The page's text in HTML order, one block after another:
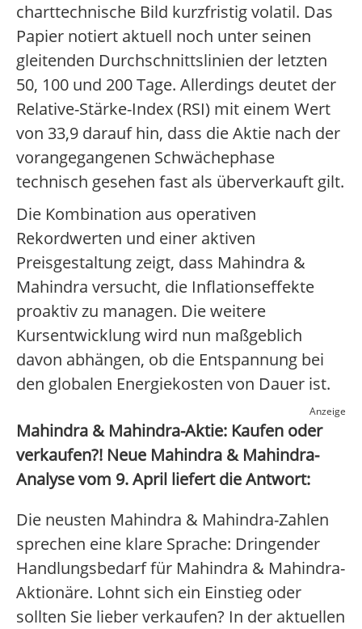
charttechnische Bild kurzfristig volatil. Das
Papier notiert aktuell noch unter seinen
gleitenden Durchschnittslinien der letzten
50, 100 und 200 Tage. Allerdings deutet der
Relative-Stärke-Index (RSI) mit einem Wert
von 33,9 darauf hin, dass die Aktie nach der
vorangegangenen Schwächephase
technisch gesehen fast als überverkauft gilt.
Die Kombination aus operativen
Rekordwerten und einer aktiven
Preisgestaltung zeigt, dass Mahindra &
Mahindra versucht, die Inflationseffekte
proaktiv zu managen. Die weitere
Kursentwicklung wird nun maßgeblich
davon abhängen, ob die Entspannung bei
den globalen Energiekosten von Dauer ist.
Anzeige
Mahindra & Mahindra-Aktie: Kaufen oder
verkaufen?! Neue Mahindra & Mahindra-
Analyse vom 9. April liefert die Antwort:
Die neusten Mahindra & Mahindra-Zahlen
sprechen eine klare Sprache: Dringender
Handlungsbedarf für Mahindra & Mahindra-
Aktionäre. Lohnt sich ein Einstieg oder
sollten Sie lieber verkaufen? In der aktuellen